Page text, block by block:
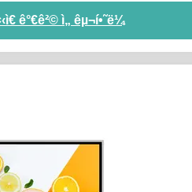
ê°€ê²© ì„ êµ¬í•˜ë¼